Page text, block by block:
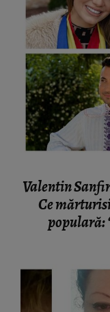
Valentin
Ce
populară: